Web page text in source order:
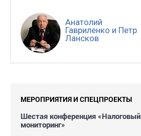
Анатолий
Гавриленко и Петр
Лансков
МЕРОПРИЯТИЯ И СПЕЦПРОЕКТЫ
Шестая конференция «Налоговый
мониторинг»